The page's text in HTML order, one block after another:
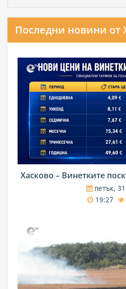
Последни новини от
Хасково – Винетките
петък,
19:27